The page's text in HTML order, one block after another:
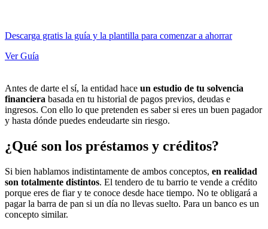
Descarga gratis la guía y la plantilla para comenzar a ahorrar
Ver Guía
Antes de darte el sí, la entidad hace un estudio de tu solvencia
financiera basada en tu historial de pagos previos, deudas e
ingresos. Con ello lo que pretenden es saber si eres un buen pagador
y hasta dónde puedes endeudarte sin riesgo.
¿Qué son los préstamos y créditos?
Si bien hablamos indistintamente de ambos conceptos, en realidad
son totalmente distintos. El tendero de tu barrio te vende a crédito
porque eres de fiar y te conoce desde hace tiempo. No te obligará a
pagar la barra de pan si un día no llevas suelto. Para un banco es un
concepto similar.